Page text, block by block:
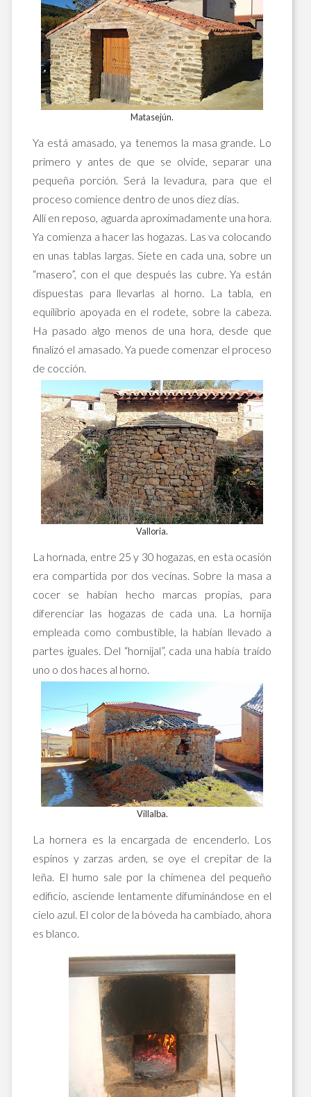
Matasejún.
Ya está amasado, ya tenemos la masa grande. Lo
primero y antes de que se olvide, separar una
pequeña porción. Será la levadura, para que el
proceso comience dentro de unos diez días.
Allí en reposo, aguarda aproximadamente una hora.
Ya comienza a hacer las hogazas. Las va colocando
en unas tablas largas. Siete en cada una, sobre un
“masero”, con el que después las cubre. Ya están
dispuestas para llevarlas al horno. La tabla, en
equilibrio apoyada en el rodete, sobre la cabeza.
Ha pasado algo menos de una hora, desde que
finalizó el amasado. Ya puede comenzar el proceso
de cocción.
Valloria.
La hornada, entre 25 y 30 hogazas, en esta ocasión
era compartida por dos vecinas. Sobre la masa a
cocer se habían hecho marcas propias, para
diferenciar las hogazas de cada una. La hornija
empleada como combustible, la habían llevado a
partes iguales. Del “hornijal”, cada una había traído
uno o dos haces al horno.
Villalba.
La hornera es la encargada de encenderlo. Los
espinos y zarzas arden, se oye el crepitar de la
leña. El humo sale por la chimenea del pequeño
edificio, asciende lentamente difuminándose en el
cielo azul. El color de la bóveda ha cambiado, ahora
es blanco.